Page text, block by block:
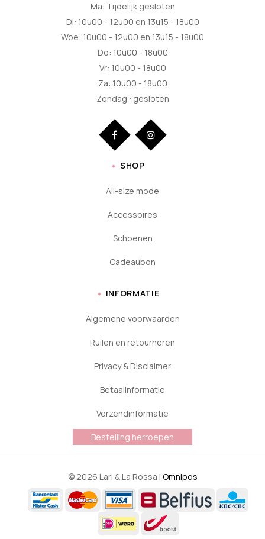
Ma: Tijdelijk gesloten
Di: 10u00 - 12u00 en 13u15 - 18u00
Woe: 10u00 - 12u00 en 13u15 - 18u00
Do: 10u00 - 18u00
Vr: 10u00 - 18u00
Za: 10u00 - 18u00
Zondag : gesloten
SHOP
All-size mode
Accessoires
Schoenen
Cadeaubon
INFORMATIE
Algemene voorwaarden
Ruilen en retourneren
Privacy & Disclaimer
Betaalinformatie
Verzendinformatie
Bestelling herroepen
© 2026 Lari & La Rossa | Omnipos